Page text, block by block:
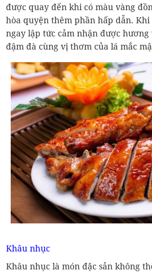
được quay đến khi có màu vàng
hòa quyện thêm phần hấp dẫn.
ngay lập tức cảm nhận được
đậm đà cùng vị thơm của lá mắc
Khâu nhục
Khâu nhục là món đặc sản không